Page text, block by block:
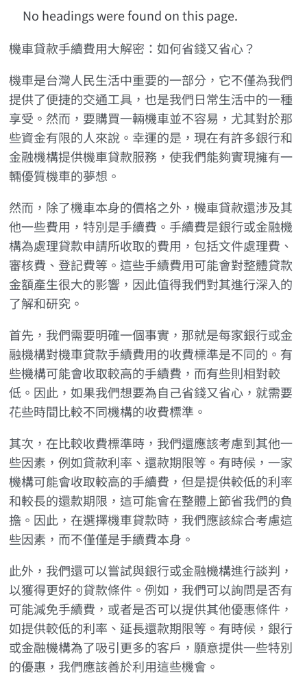
No headings were found on this page.
機車貸款手續費用大解密：如何省錢又省心？
機車是台灣人民生活中重要的一部分，它不僅為我們
提供了便捷的交通工具，也是我們日常生活中的一種
享受。然而，要購買一輛機車並不容易，尤其對於那
些資金有限的人來說。幸運的是，現在有許多銀行和
金融機構提供機車貸款服務，使我們能夠實現擁有一
輛優質機車的夢想。
然而，除了機車本身的價格之外，機車貸款還涉及其
他一些費用，特別是手續費。手續費是銀行或金融機
構為處理貸款申請所收取的費用，包括文件處理費、
審核費、登記費等。這些手續費用可能會對整體貸款
金額產生很大的影響，因此值得我們對其進行深入的
了解和研究。
首先，我們需要明確一個事實，那就是每家銀行或金
融機構對機車貸款手續費用的收費標準是不同的。有
些機構可能會收取較高的手續費，而有些則相對較
低。因此，如果我們想要為自己省錢又省心，就需要
花些時間比較不同機構的收費標準。
其次，在比較收費標準時，我們還應該考慮到其他一
些因素，例如貸款利率、還款期限等。有時候，一家
機構可能會收取較高的手續費，但是提供較低的利率
和較長的還款期限，這可能會在整體上節省我們的負
擔。因此，在選擇機車貸款時，我們應該綜合考慮這
些因素，而不僅僅是手續費本身。
此外，我們還可以嘗試與銀行或金融機構進行談判，
以獲得更好的貸款條件。例如，我們可以詢問是否有
可能減免手續費，或者是否可以提供其他優惠條件，
如提供較低的利率、延長還款期限等。有時候，銀行
或金融機構為了吸引更多的客戶，願意提供一些特別
的優惠，我們應該善於利用這些機會。